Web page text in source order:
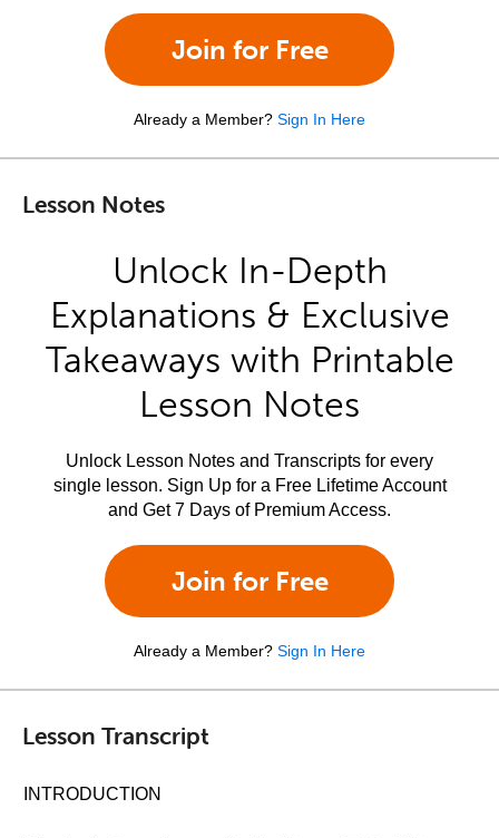
Join for Free
Already a Member? Sign In Here
Lesson Notes
Unlock In-Depth
Explanations & Exclusive
Takeaways with Printable
Lesson Notes
Unlock Lesson Notes and Transcripts for every
single lesson. Sign Up for a Free Lifetime Account
and Get 7 Days of Premium Access.
Join for Free
Already a Member? Sign In Here
Lesson Transcript
INTRODUCTION